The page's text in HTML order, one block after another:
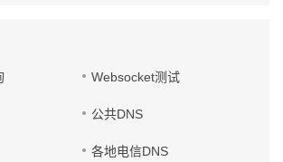
Websocket测试
公共DNS
各地电信DNS